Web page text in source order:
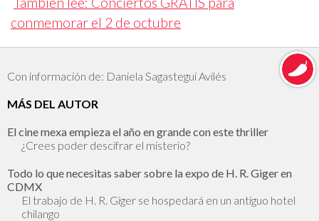
conmemorar el 2 de octubre
Con información de: Daniela Sagastegui Avilés
MÁS DEL AUTOR
El cine mexa empieza el año en grande con este thriller
¿Crees poder descifrar el misterio?
Todo lo que necesitas saber sobre la expo de H. R. Giger en
CDMX
El trabajo de H. R. Giger se hospedará en un antiguo hotel
chilango